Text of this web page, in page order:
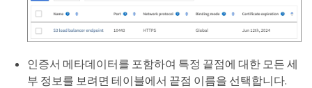
인증서 메타데이터를 포함하여 특정 끝점에 대한 모든 세
부 정보를 보려면 테이블에서 끝점 이름을 선택합니다.